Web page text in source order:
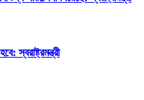
স্বরাষ্ট্রমন্ত্রী